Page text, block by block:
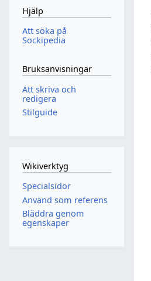
Hjälp
Att söka på
Sockipedia
Bruksanvisningar
Att skriva och
redigera
Stilguide
Wikiverktyg
Specialsidor
Använd som referens
Bläddra genom
egenskaper